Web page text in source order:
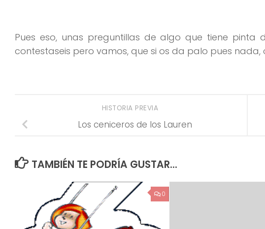
Pues eso, unas preguntillas de algo que tiene pinta
contestaseis pero vamos, que si os da palo pues nada,
HISTORIA PREVIA
Los ceniceros de los Lauren
TAMBIÉN TE PODRÍA GUSTAR...
0